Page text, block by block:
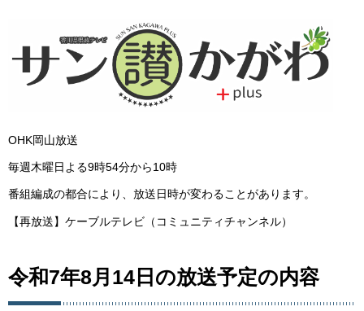
OHK岡山放送
毎週木曜日よる9時54分から10時
番組編成の都合により、放送日時が変わることがあります。
【再放送】ケーブルテレビ（コミュニティチャンネル）
令和7年8月14日の放送予定の内容